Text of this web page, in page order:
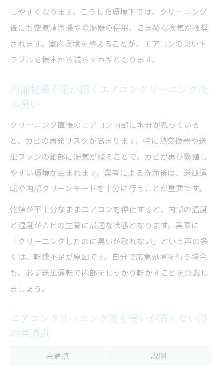
しやすくなります。こうした環境下では、クリーニング
後にも空気清浄機や除湿器の併用、こまめな換気が推奨
されます。室内環境を整えることが、エアコンの臭いト
ラブルを根本から減らすカギとなります。
内部乾燥不足が招くエアコンクリーニング後
の臭い
クリーニング直後のエアコン内部に水分が残っている
と、カビの再発リスクが高まります。特に熱交換器や送
風ファンの細部に湿気が残ることで、カビが再び繁殖し
やすい環境が生まれます。業者による洗浄後は、送風運
転や内部クリーンモードを十分に行うことが重要です。
乾燥が不十分なままエアコンを停止すると、内部の温度
と湿度がカビの生育に最適な状態となります。実際に
「クリーニングしたのに臭いが取れない」という声の多
くは、乾燥不足が原因です。自分で応急処置を行う場合
も、必ず送風運転で内部をしっかり乾かすことを意識し
ましょう。
エアコンクリーニング後も臭いが消えない時
の共通点
共通点
説明